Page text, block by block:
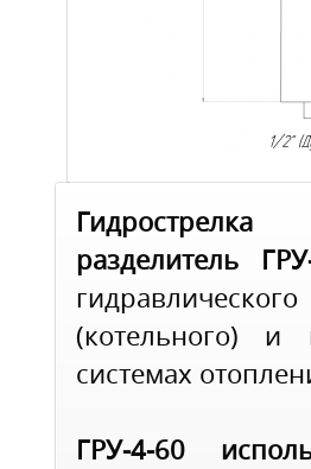
разделитель
(котельного) и
системах
ГРУ-4-60